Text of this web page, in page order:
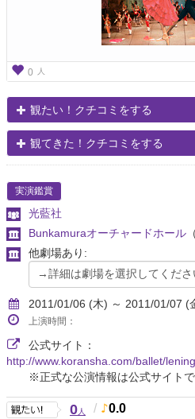
0 人
観たい！クチコミをする
観てきた！クチコミをする
実演鑑賞
光藍社
Bunkamuraオーチャードホール
他劇場あり:
2011/01/06 (木) ～ 2011/01/07 (
上演時間：
公式サイト：
http://www.koransha.com/ballet/
※正式な公演情報は公式サイトで
0人 / 0.0